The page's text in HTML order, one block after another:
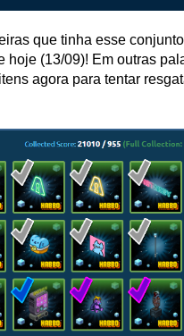
que tinha esse conjunto
hoje (13/09)! Em outras
agora para tentar